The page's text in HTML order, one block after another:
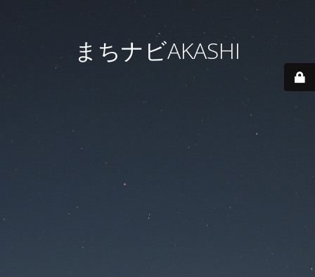
まちナビAKASHI